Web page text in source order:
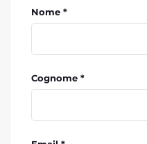
Nome *
Cognome *